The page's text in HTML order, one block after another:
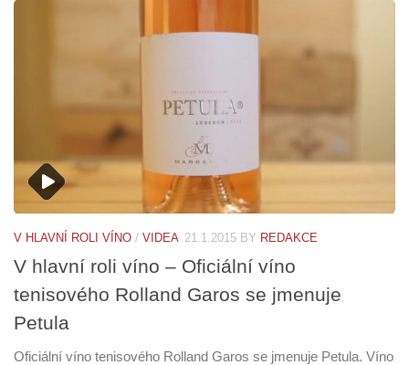
V HLAVNÍ ROLI VÍNO / VIDEA 21.1.2015 BY REDAKCE
V hlavní roli víno – Oficiální víno
tenisového Rolland Garos se jmenuje
Petula
Oficiální víno tenisového Rolland Garos se jmenuje Petula. Víno